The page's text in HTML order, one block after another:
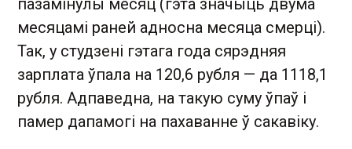
пазамінулы месяц (гэта значыць двума
месяцамі раней адносна месяца смерці).
Так, у студзені гэтага года сярэдняя
зарплата ўпала на 120,6 рубля — да 1118,1
рубля. Адпаведна, на такую ​​суму ўпаў і
памер дапамогі на пахаванне ў сакавіку.